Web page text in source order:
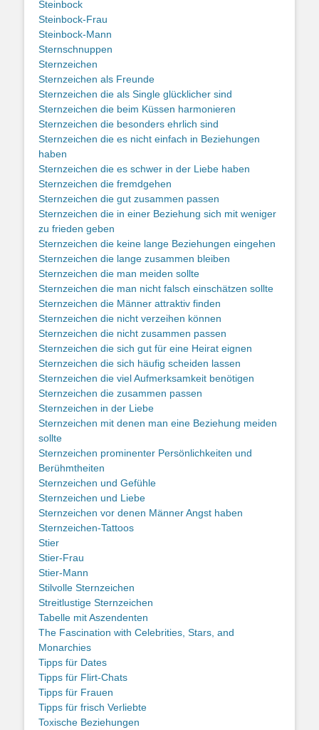
Steinbock
Steinbock-Frau
Steinbock-Mann
Sternschnuppen
Sternzeichen
Sternzeichen als Freunde
Sternzeichen die als Single glücklicher sind
Sternzeichen die beim Küssen harmonieren
Sternzeichen die besonders ehrlich sind
Sternzeichen die es nicht einfach in Beziehungen
haben
Sternzeichen die es schwer in der Liebe haben
Sternzeichen die fremdgehen
Sternzeichen die gut zusammen passen
Sternzeichen die in einer Beziehung sich mit weniger
zu frieden geben
Sternzeichen die keine lange Beziehungen eingehen
Sternzeichen die lange zusammen bleiben
Sternzeichen die man meiden sollte
Sternzeichen die man nicht falsch einschätzen sollte
Sternzeichen die Männer attraktiv finden
Sternzeichen die nicht verzeihen können
Sternzeichen die nicht zusammen passen
Sternzeichen die sich gut für eine Heirat eignen
Sternzeichen die sich häufig scheiden lassen
Sternzeichen die viel Aufmerksamkeit benötigen
Sternzeichen die zusammen passen
Sternzeichen in der Liebe
Sternzeichen mit denen man eine Beziehung meiden
sollte
Sternzeichen prominenter Persönlichkeiten und
Berühmtheiten
Sternzeichen und Gefühle
Sternzeichen und Liebe
Sternzeichen vor denen Männer Angst haben
Sternzeichen-Tattoos
Stier
Stier-Frau
Stier-Mann
Stilvolle Sternzeichen
Streitlustige Sternzeichen
Tabelle mit Aszendenten
The Fascination with Celebrities, Stars, and
Monarchies
Tipps für Dates
Tipps für Flirt-Chats
Tipps für Frauen
Tipps für frisch Verliebte
Toxische Beziehungen